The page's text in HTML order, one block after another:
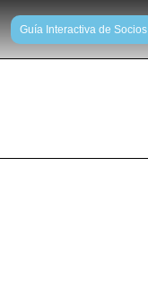
Guía Interactiva de Socios